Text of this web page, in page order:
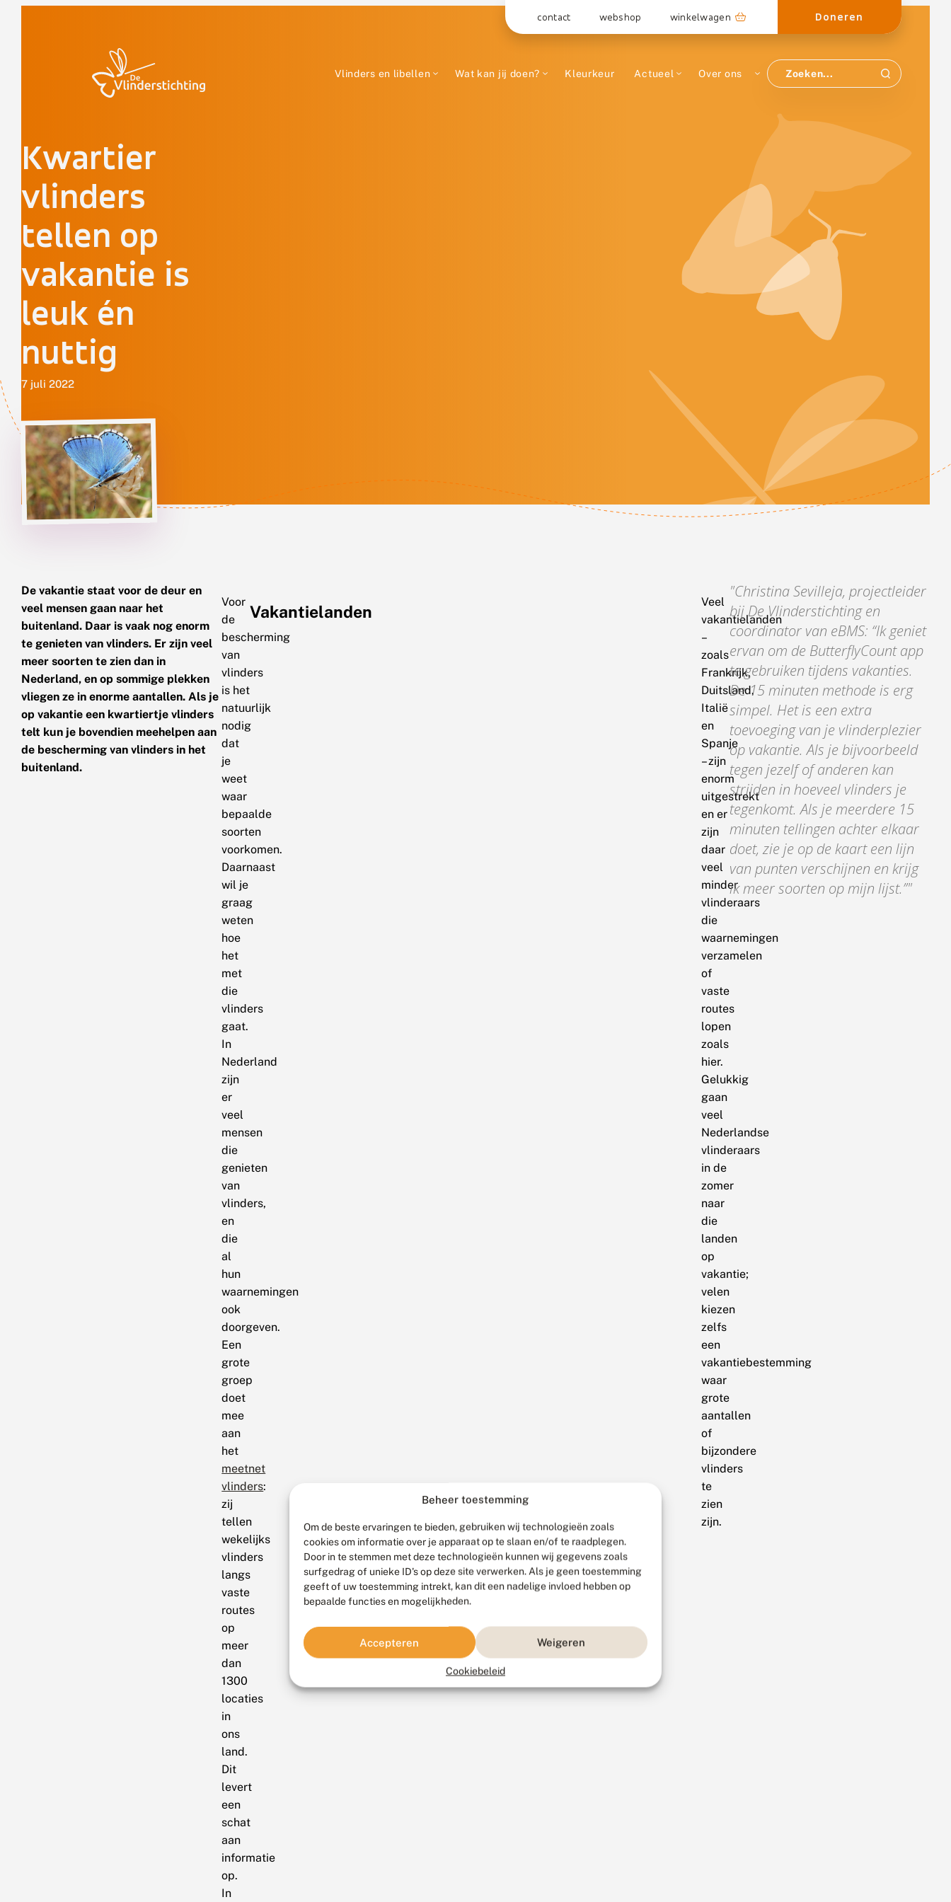
Beheer toestemming
Om de beste ervaringen te bieden, gebruiken wij technologieën zoals
cookies om informatie over je apparaat op te slaan en/of te raadplegen.
Door in te stemmen met deze technologieën kunnen wij gegevens zoals
surfgedrag of unieke ID's op deze site verwerken. Als je geen toestemming
geeft of uw toestemming intrekt, kan dit een nadelige invloed hebben op
bepaalde functies en mogelijkheden.
Accepteren Weigeren
Cookiebeleid
contact webshop winkelwagen Doneren
Vlinders en libellen Wat kan jij doen? Kleurkeur Actueel Over ons
Kwartier
vlinders
tellen op
vakantie is
leuk én
nuttig
7 juli 2022
De vakantie staat voor de deur en
veel mensen gaan naar het
buitenland. Daar is vaak nog enorm
te genieten van vlinders. Er zijn veel
meer soorten te zien dan in
Nederland, en op sommige plekken
vliegen ze in enorme aantallen. Als je
op vakantie een kwartiertje vlinders
telt kun je bovendien meehelpen aan
de bescherming van vlinders in het
buitenland.
Voor
de
bescherming
van
vlinders
is het
natuurlijk
nodig
dat
je
weet
waar
bepaalde
soorten
voorkomen.
Daarnaast
wil je
graag
weten
hoe
het
met
die
vlinders
gaat.
In
Nederland
zijn
er
veel
mensen
die
genieten
van
vlinders,
en
die
al
hun
waarnemingen
ook
doorgeven.
Een
grote
groep
doet
mee
aan
het
meetnet
vlinders:
zij
tellen
wekelijks
vlinders
langs
vaste
routes
op
meer
dan
1300
locaties
in
ons
land.
Dit
levert
een
schat
aan
informatie
op.
In
Vakantielanden
Veel
vakantielanden
–
zoals
Frankrijk,
Duitsland,
Italië
en
Spanje
– zijn
enorm
uitgestrekt
en er
zijn
daar
veel
minder
vlinderaars
die
waarnemingen
verzamelen
of
vaste
routes
lopen
zoals
hier.
Gelukkig
gaan
veel
Nederlandse
vlinderaars
in de
zomer
naar
die
landen
op
vakantie;
velen
kiezen
zelfs
een
vakantiebestemming
waar
grote
aantallen
of
bijzondere
vlinders
te
zien
zijn.
Christina Sevilleja, projectleider
bij De Vlinderstichting en
coordinator van eBMS: “Ik geniet
ervan om de ButterflyCount app
te gebruiken tijdens vakanties.
De 15 minuten methode is erg
simpel. Het is een extra
toevoeging van je vlinderplezier
op vakantie. Als je bijvoorbeeld
tegen jezelf of anderen kan
strijden in hoeveel vlinders je
tegenkomt. Als je meerdere 15
minuten tellingen achter elkaar
doet, zie je op de kaart een lijn
van punten verschijnen en krijg
ik meer soorten op mijn lijst.”